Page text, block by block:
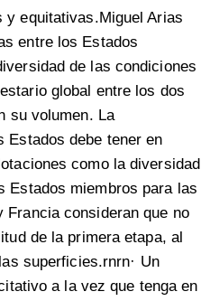
y equitativas.Miguel Arias
entre los Estados
de las condiciones
global entre los dos
su volumen. La
Estados debe tener en
como la diversidad
Estados miembros para las
Francia consideran que no
de la primera etapa, al
superficies.rnrn· Un
a la vez que tenga en